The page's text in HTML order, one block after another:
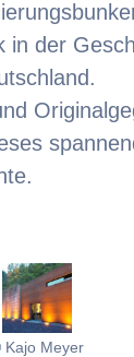
in der
Kajo Meyer